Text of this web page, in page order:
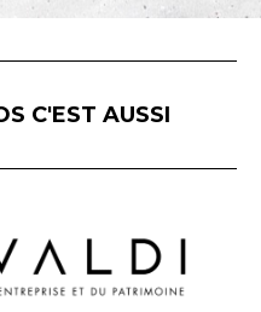
C'EST AUSSI